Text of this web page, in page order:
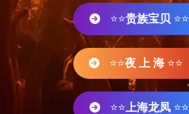
⭐⭐贵族宝贝 ⭐⭐
⭐⭐夜 上 海 ⭐⭐
⭐⭐ 上海龙凤 ⭐⭐